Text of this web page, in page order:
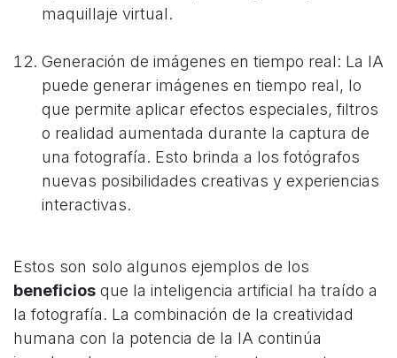
maquillaje virtual.
Generación de imágenes en tiempo real: La IA
puede generar imágenes en tiempo real, lo
que permite aplicar efectos especiales, filtros
o realidad aumentada durante la captura de
una fotografía. Esto brinda a los fotógrafos
nuevas posibilidades creativas y experiencias
interactivas.
Estos son solo algunos ejemplos de los
beneficios que la inteligencia artificial ha traído a
la fotografía. La combinación de la creatividad
humana con la potencia de la IA continúa